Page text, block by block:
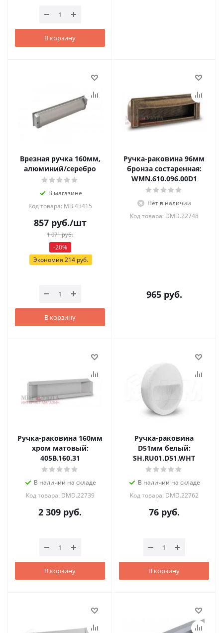
В корзину
Врезная ручка 160мм,
алюминий/серебро
В магазине
Код товара: MB.43415
857руб./шт
1 071руб.
-20%
Экономия 214 руб.
В корзину
Ручка-раковина 96мм
бронза состаренная:
WMN.610.096.00D1
Нет в наличии
Код товара: DMD.22748
965руб.
Ручка-раковина 160мм
хром матовый:
405B.160.31
В наличии на складе
Код товара: DMD.22739
2 309 руб.
В корзину
Ручка-раковина
D51мм белый:
SH.RU01.D51.WHT
В наличии на складе
Код товара: DMD.22762
76руб.
В корзину